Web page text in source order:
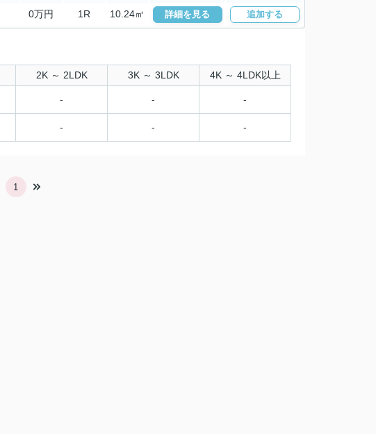
0万円 1R 10.24㎡ 詳細を見る 追加する
2K ～ 2LDK 3K ～ 3LDK 4K ～ 4LDK以上
- - -
- - -
1